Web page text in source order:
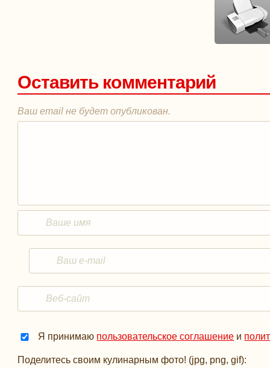
Оставить комментарий
Ваш email не будет опубликован.
Я принимаю пользовательское соглашение и
Поделитесь своим кулинарным фото! (jpg, png, gif):